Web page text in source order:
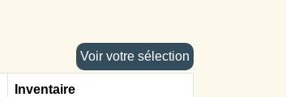
Voir votre sélection
Inventaire